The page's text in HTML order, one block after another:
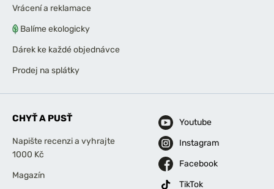
Vrácení a reklamace
Balíme ekologicky
Dárek ke každé objednávce
Prodej na splátky
CHYŤ A PUSŤ
Napište recenzi a vyhrajte
1000 Kč
Magazín
Youtube
Instagram
Facebook
TikTok